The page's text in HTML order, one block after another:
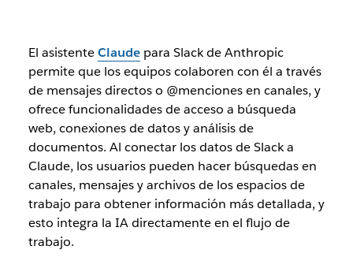
El asistenteClaudepara Slack de Anthropic
permite que los equipos colaboren con él a través
de mensajes directos o @menciones en canales, y
ofrece funcionalidades de acceso a búsqueda
web, conexiones de datos y análisis de
documentos. Al conectar los datos de Slack a
Claude, los usuarios pueden hacer búsquedas en
canales, mensajes y archivos de los espacios de
trabajo para obtener información más detallada, y
esto integra la IA directamente en el flujo de
trabajo.